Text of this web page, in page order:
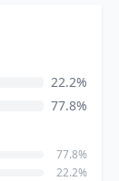
22.2%
77.8%
77.8%
22.2%